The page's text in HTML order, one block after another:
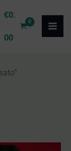
€0.
00